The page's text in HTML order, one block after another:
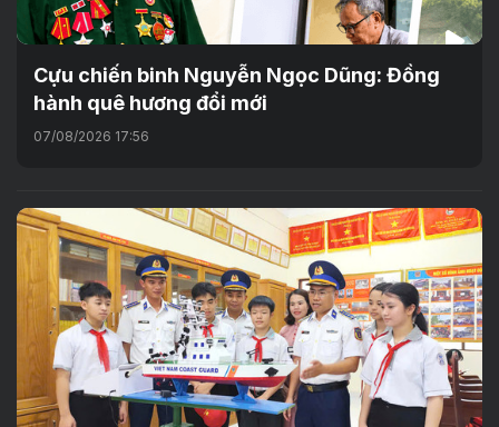
Cựu chiến binh Nguyễn Ngọc Dũng: Đồng
hành quê hương đổi mới
07/08/2026 17:56